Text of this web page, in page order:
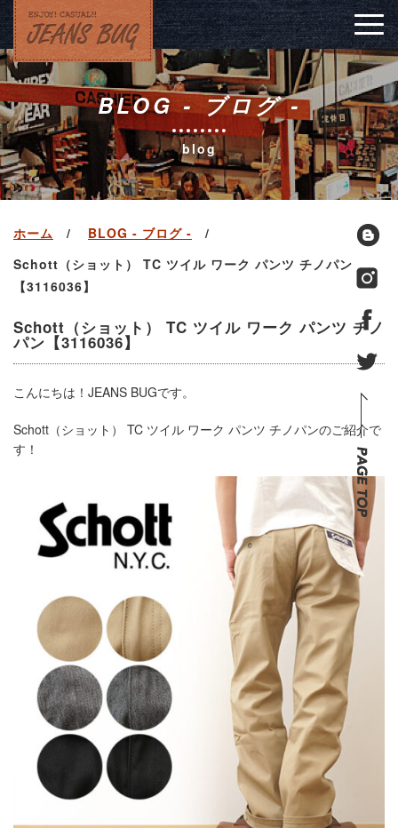
BLOG - ブログ -
blog
ホーム
BLOG - ブログ -
Schott（ショット） TC ツイル ワーク パンツ チノパン
【3116036】
Schott（ショット） TC ツイル ワーク パンツ チノ
パン【3116036】
こんにちは！JEANS BUGです。
Schott（ショット） TC ツイル ワーク パンツ チノパンのご紹介で
す！